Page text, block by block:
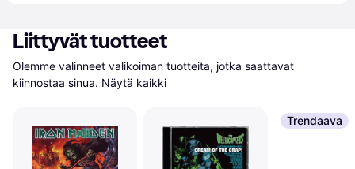
Liittyvät tuotteet
Olemme valinneet valikoiman tuotteita, jotka saattavat
kiinnostaa sinua. Näytä kaikki
Trendaava